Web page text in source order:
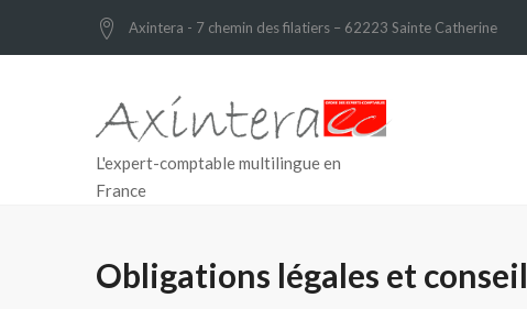
Axintera - 7 chemin des filatiers – 62223 Sainte Catherine
L'expert-comptable multilingue en
France
Obligations légales et conseil